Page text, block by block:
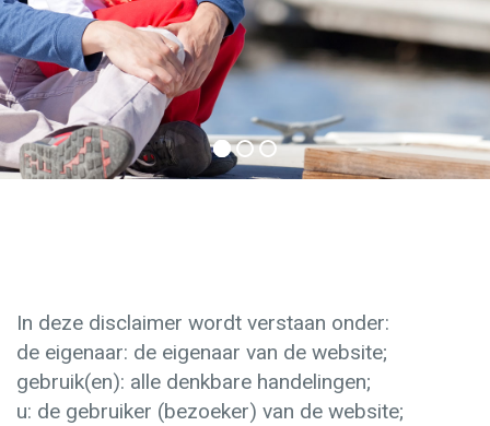
In deze disclaimer wordt verstaan onder:
de eigenaar: de eigenaar van de website;
gebruik(en): alle denkbare handelingen;
u: de gebruiker (bezoeker) van de website;